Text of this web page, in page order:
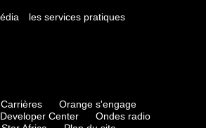
les services pratiques
Carrières
Orange s'engage
Center
Ondes radio